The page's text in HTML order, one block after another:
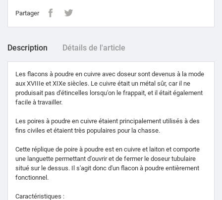
Partager
Description Détails de l'article
Les flacons à poudre en cuivre avec doseur sont devenus à la mode
aux XVIIIe et XIXe siècles. Le cuivre était un métal sûr, car il ne
produisait pas d'étincelles lorsqu'on le frappait, et il était également
facile à travailler.
Les poires à poudre en cuivre étaient principalement utilisés à des
fins civiles et étaient très populaires pour la chasse.
Cette réplique de poire à poudre est en cuivre et laiton et comporte
une languette permettant d'ouvrir et de fermer le doseur tubulaire
situé sur le dessus. Il s'agit donc d'un flacon à poudre entièrement
fonctionnel.
Caractéristiques :